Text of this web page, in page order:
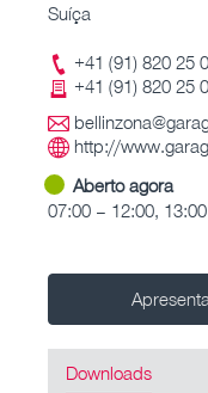
Suíça
+41 (91) 820 25
+41 (91) 820 25
http://
Aberto agora
07:00 – 12:00,
Downloads